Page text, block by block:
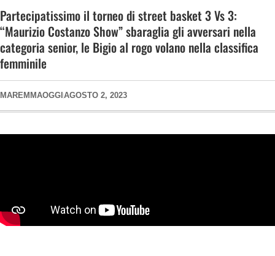
Partecipatissimo il torneo di street basket 3 Vs 3:
“Maurizio Costanzo Show” sbaraglia gli avversari nella
categoria senior, le Bigio al rogo volano nella classifica
femminile
MAREMMAOGGI AGOSTO 2, 2023